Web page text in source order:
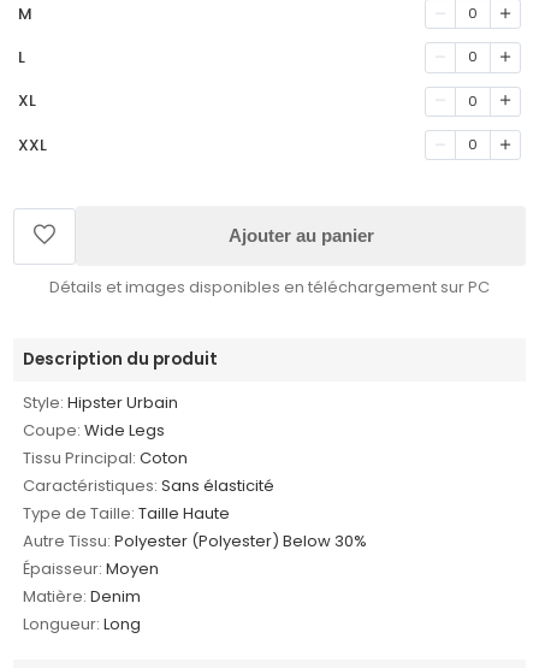
M 0
L 0
XL 0
XXL 0
Ajouter au panier
Détails et images disponibles en téléchargement sur PC
Description du produit
Style: Hipster Urbain
Coupe: Wide Legs
Tissu Principal: Coton
Caractéristiques: Sans élasticité
Type de Taille: Taille Haute
Autre Tissu: Polyester (Polyester) Below 30%
Épaisseur: Moyen
Matière: Denim
Longueur: Long